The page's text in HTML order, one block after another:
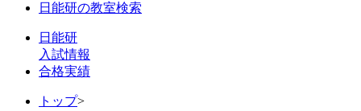
日能研の教室検索
日能研
入試情報
合格実績
トップ>